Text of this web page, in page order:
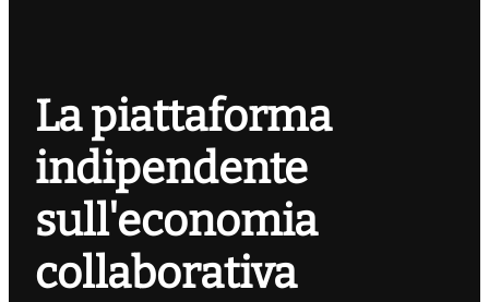
La piattaforma
indipendente
sull'economia
collaborativa